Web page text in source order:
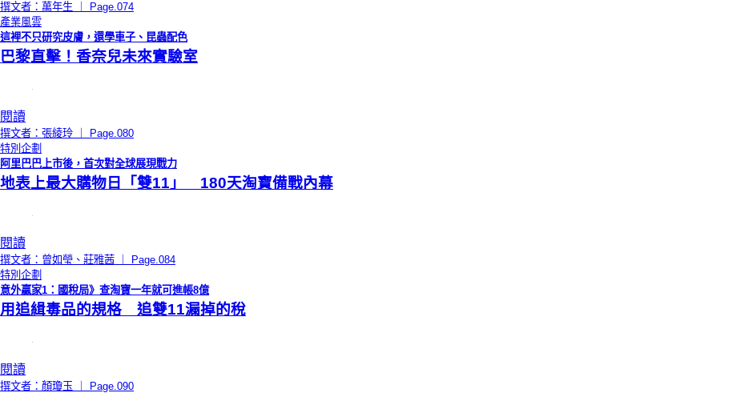
撰文者：萬年生 ｜ Page.074
產業風雲
這裡不只研究皮膚，還學車子、昆蟲配色
巴黎直擊！香奈兒未來實驗室
閱讀
撰文者：張綾玲 ｜ Page.080
特別企劃
阿里巴巴上市後，首次對全球展現戰力
地表上最大購物日「雙11」 180天淘寶備戰內幕
閱讀
撰文者：曾如瑩、莊雅茜 ｜ Page.084
特別企劃
意外贏家1：國稅局》查淘寶一年就可進帳8億
用追緝毒品的規格 追雙11漏掉的稅
閱讀
撰文者：顏瓊玉 ｜ Page.090